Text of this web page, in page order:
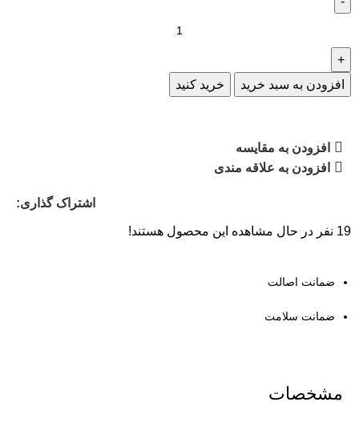
افزودن به سبد خرید خرید کنید
افزودن به مقایسه
افزودن به علاقه مندی
اشتراک گذاری:
19 نفر در حال مشاهده این محصول هستند!
ضمانت اصالت
ضمانت سلامت
مشخصات